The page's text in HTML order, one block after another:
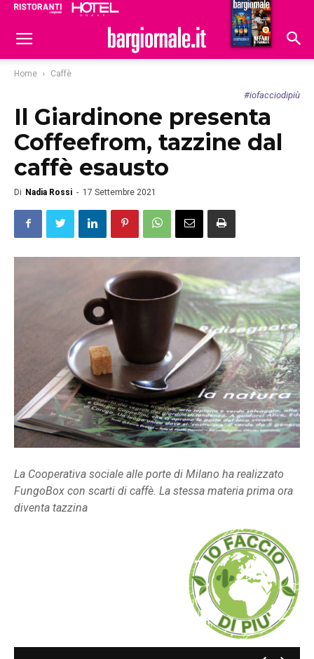
Hoteldomani
Home Caffè
#iofacciodipiù
Il Giardinone presenta
Coffeefrom, tazzine dal
caffè esausto
Di Nadia Rossi - 17 Settembre 2021
La Cooperativa sociale alle porte di Milano ha realizzato
FungoBox con scarti di caffè. La stessa materia prima ora
diventa tazzina